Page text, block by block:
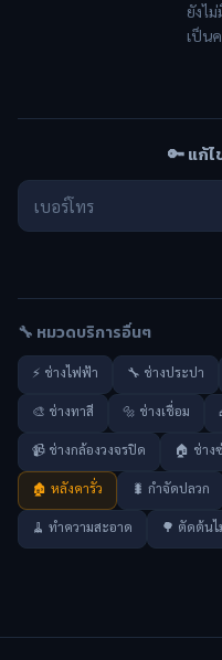
ยังไ
เป็น
🔑 แก้
🔧 หมวดบริการอื่นๆ
⚡ ช่างไฟฟ้า 🔧 ช่างประปา
🎨 ช่างทาสี 🔩 ช่างเชื่อม
📹 ช่างกล้องวงจรปิด 🏠 ช่าง
🏚️ หลังคารั่ว 🐛 กำจัดปลวก
🧹 ทำความสะอาด 🌳 ตัดต้นไ